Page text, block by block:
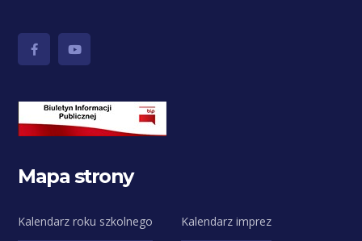
Mapa strony
Kalendarz roku szkolnego Kalendarz imprez